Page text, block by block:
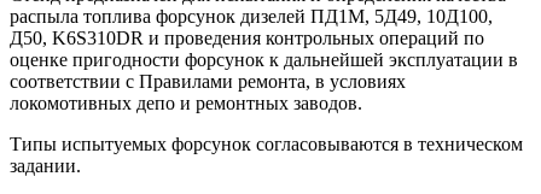
распыла топлива форсунок дизелей ПД1М, 5Д49, 10Д100,
Д50, K6S310DR и проведения контрольных операций по
оценке пригодности форсунок к дальнейшей эксплуатации в
соответствии с Правилами ремонта, в условиях
локомотивных депо и ремонтных заводов.
Типы испытуемых форсунок согласовываются в техническом
задании.